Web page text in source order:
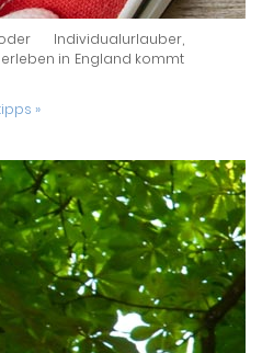
Individualurlauber,
in England kommt
»